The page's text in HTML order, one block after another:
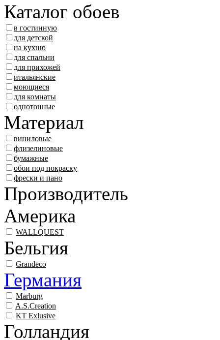
Каталог обоев
в гостинную
для детской
на кухню
для спальни
для прихожей
итальянские
моющиеся
для комнаты
однотонные
Материал
виниловые
флизелиновые
бумажные
обои под покраску
фрески и пано
Производитель
Америка
WALLQUEST
Бельгия
Grandeco
Германия
Marburg
A.S.Creation
KT Exlusive
Голландия